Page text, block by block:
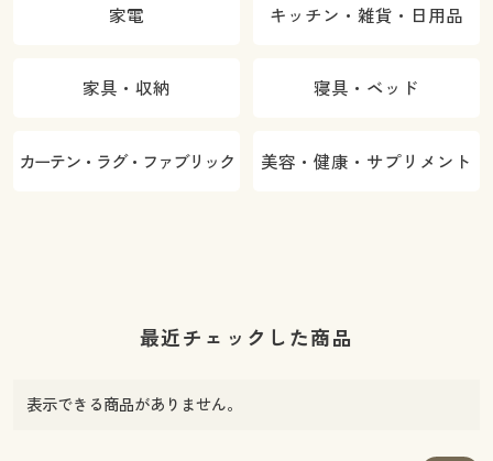
家電 キッチン・雑貨・日用品
家具・収納 寝具・ベッド
カーテン・ラグ・ファブリック 美容・健康・サプリメント
最近チェックした商品
表示できる商品がありません。